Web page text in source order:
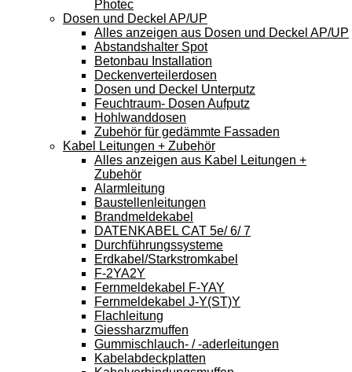
Photec
Dosen und Deckel AP/UP
Alles anzeigen aus Dosen und Deckel AP/UP
Abstandshalter Spot
Betonbau Installation
Deckenverteilerdosen
Dosen und Deckel Unterputz
Feuchtraum- Dosen Aufputz
Hohlwanddosen
Zubehör für gedämmte Fassaden
Kabel Leitungen + Zubehör
Alles anzeigen aus Kabel Leitungen +
Zubehör
Alarmleitung
Baustellenleitungen
Brandmeldekabel
DATENKABEL CAT 5e/ 6/ 7
Durchführungssysteme
Erdkabel/Starkstromkabel
F-2YA2Y
Fernmeldekabel F-YAY
Fernmeldekabel J-Y(ST)Y
Flachleitung
Giessharzmuffen
Gummischlauch- / -aderleitungen
Kabelabdeckplatten